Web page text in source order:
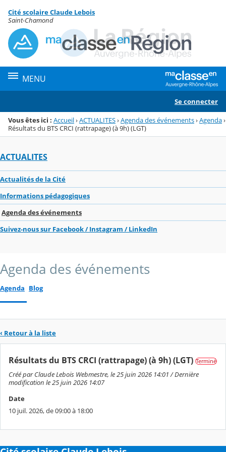
Menu de la rubrique
Contenu
Cité scolaire Claude Lebois
Saint-Chamond
MENU
Se connecter
Vous êtes ici : Accueil›ACTUALITES›Agenda des événements›Agenda›
Résultats du BTS CRCI (rattrapage) (à 9h) (LGT)
ACTUALITES
Actualités de la Cité
Informations pédagogiques
Agenda des événements
Suivez-nous sur Facebook / Instagram / LinkedIn
Agenda des événements
Agenda Blog
‹ Retour à la liste
Résultats du BTS CRCI (rattrapage) (à 9h) (LGT) Terminé
Créé par Claude Lebois Webmestre, le 25 juin 2026 14:01 / Dernière
modification le 25 juin 2026 14:07
Date
10 juil. 2026, de 09:00 à 18:00